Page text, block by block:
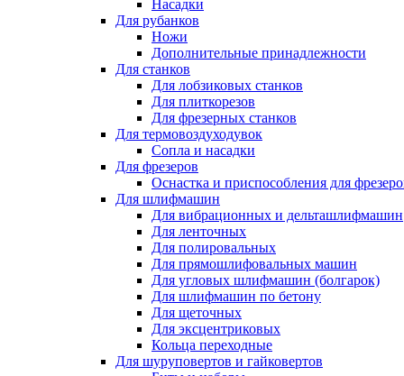
Насадки
Для рубанков
Ножи
Дополнительные принадлежности
Для станков
Для лобзиковых станков
Для плиткорезов
Для фрезерных станков
Для термовоздуходувок
Сопла и насадки
Для фрезеров
Оснастка и приспособления для
Для шлифмашин
Для вибрационных и дельташлифмашин
Для ленточных
Для полировальных
Для прямошлифовальных машин
Для угловых шлифмашин (болгарок)
Для шлифмашин по бетону
Для щеточных
Для эксцентриковых
Кольца переходные
Для шуруповертов и гайковертов